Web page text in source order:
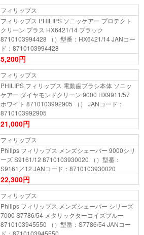
フィリップス
フィリップス PHILIPS ソニッケアー プロテクト
クリーン プラス HX6421/14 ブラック
8710103994428 （）型番：HX6421/14 JANコー
ド：8710103994428
5,200円
フィリップス
PHILIPS フィリップス 電動歯ブラシ本体 ソニッ
ケアー ダイヤモンドクリーン 9000 HX9911/57
ホワイト 8710103992905 （） JANコード：
8710103992905
21,000円
フィリップス
Philips フィリップス メンズシェーバー 9000シリ
ーズ S9161/12 8710103930020 （）型番：
S9161／12 JANコード：8710103930020
22,300円
フィリップス
Philips フィリップス メンズシェーバー シリーズ
7000 S7786/54 メタリックターコイズブルー
8710103945550 （）型番：S7786/54 JANコー